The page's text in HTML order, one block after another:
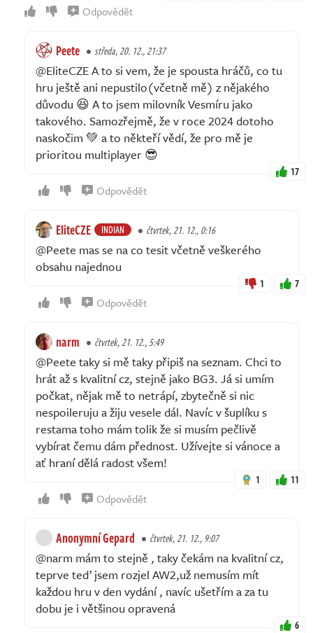
Odpovědět
Peete středa, 20. 12., 21:37
@EliteCZE A to si vem, že je spousta hráčů, co tu
hru ještě ani nepustilo(včetně mě) z nějakého
důvodu 😆 A to jsem milovník Vesmíru jako
takového. Samozřejmě, že v roce 2024 dotoho
naskočim 💚 a to někteří vědí, že pro mě je
prioritou multiplayer 😎
17
Odpovědět
EliteCZE INDIAN čtvrtek, 21. 12., 0:16
@Peete mas se na co tesit včetně veškerého
obsahu najednou
1 7
Odpovědět
narm čtvrtek, 21. 12., 5:49
@Peete taky si mě taky připiš na seznam. Chci to
hrát až s kvalitní cz, stejně jako BG3. Já si umím
počkat, nějak mě to netrápí, zbytečně si nic
nespoileruju a žiju vesele dál. Navíc v šuplíku s
restama toho mám tolik že si musím pečlivě
vybírat čemu dám přednost. Užívejte si vánoce a
ať hraní dělá radost všem!
1 11
Odpovědět
Anonymní Gepard čtvrtek, 21. 12., 9:07
@narm mám to stejně , taky čekám na kvalitní cz,
teprve teď jsem rozjel AW2,už nemusím mít
každou hru v den vydání , navíc ušetřím a za tu
dobu je i většinou opravená
6